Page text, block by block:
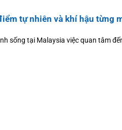
tự nhiên và khí hậu từng
sống tại Malaysia việc quan tâm